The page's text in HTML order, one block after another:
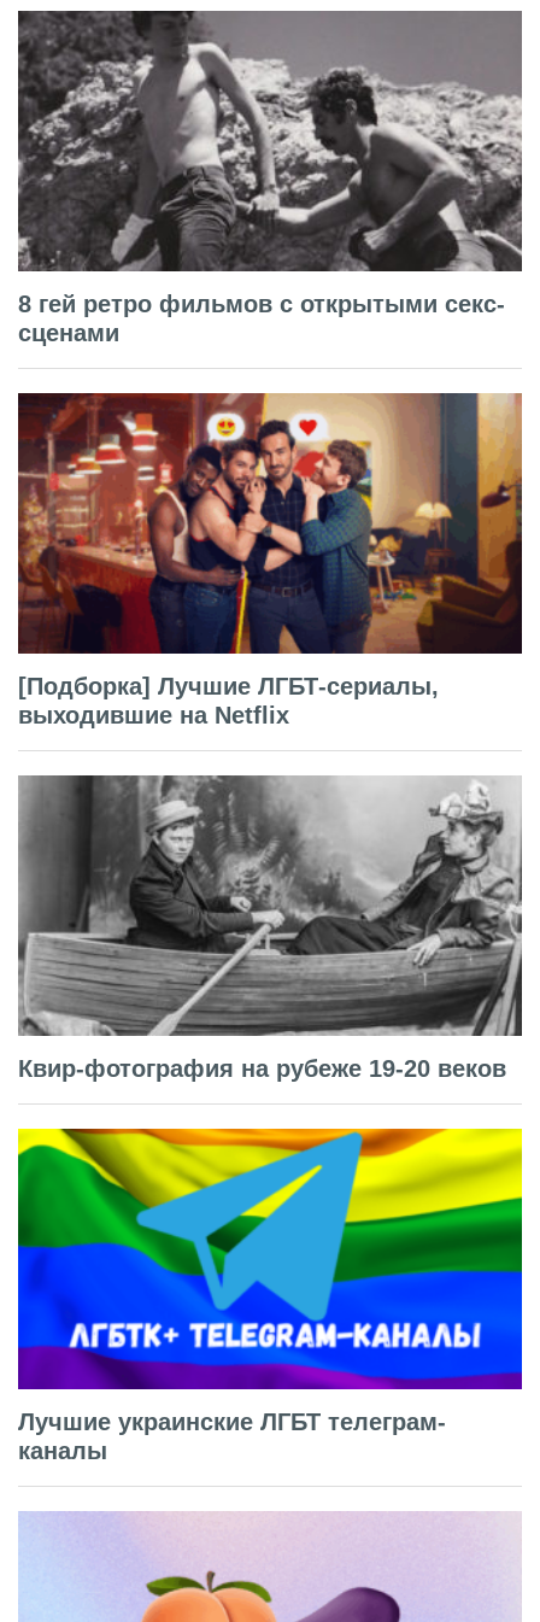
8 гей ретро фильмов с открытыми секс-
сценами
[Подборка] Лучшие ЛГБТ-сериалы,
выходившие на Netflix
Квир-фотография на рубеже 19-20 веков
Лучшие украинские ЛГБТ телеграм-
каналы